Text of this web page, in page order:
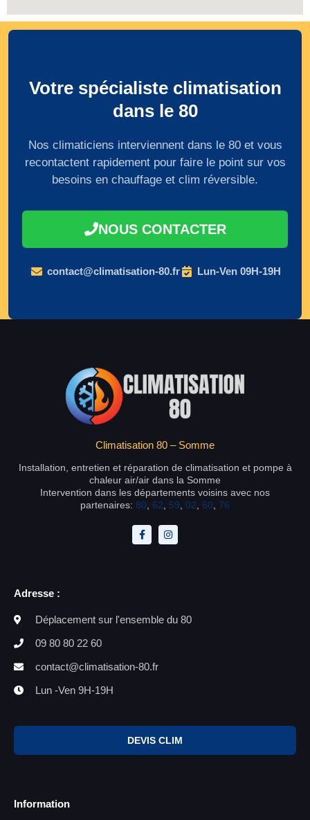
Votre spécialiste climatisation
dans le 80
Nos climaticiens interviennent dans le 80 et vous
recontactent rapidement pour faire le point sur vos
besoins en chauffage et clim réversible.
NOUS CONTACTER
contact@climatisation-80.fr Lun-Ven 09H-19H
Climatisation 80 – Somme
Installation, entretien et réparation de climatisation et pompe à
chaleur air/air dans la Somme
Intervention dans les départements voisins avec nos
partenaires: 80 62 59 02 60 76
Adresse :
Déplacement sur l'ensemble du 80
09 80 80 22 60
contact@climatisation-80.fr
Lun -Ven 9H-19H
DEVIS CLIM
Information